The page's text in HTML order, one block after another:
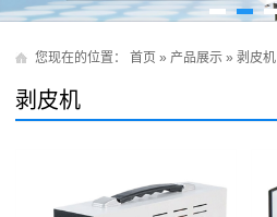
您现在的位置： 首页 » 产品展示 » 剥皮机
剥皮机